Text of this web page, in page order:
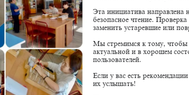
Эта инициатива направлена
безопасное чтение.
заменить устаревшие или
Мы стремимся к тому, чтобы
актуальной и в хорошем
пользователей.
Если у вас есть
их услышать!